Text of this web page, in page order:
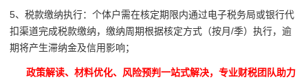
5、税款缴纳执行：个体户需在核定期限内通过电子税务局或银行代
扣渠道完成税款缴纳，缴纳周期根据核定方式（按月/季）执行，逾
期将产生滞纳金及信用影响；
政策解读、材料优化、风险预判一站式解决，专业财税团队助力